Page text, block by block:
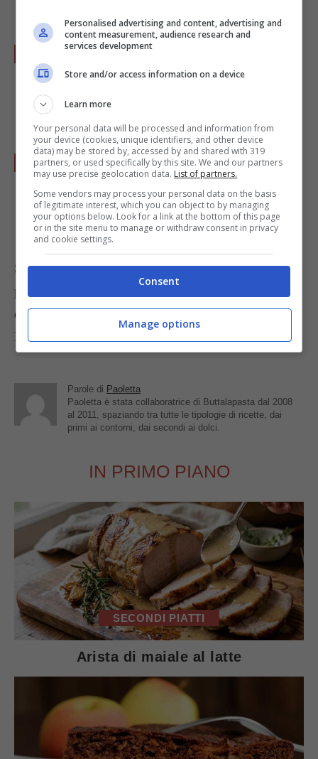
Regolate di sale, spegnete il fuoco,unite le
vongolepreparate, irrorate con un paio di
cucchiai di olio, mescolate e fate insaporire
per 2 minuti.
Spolverizzate con un cucchiaio di
prezzemolotritato, una macinata di pepe e
servite.
Se volete preparare la versione “rossa” di questo
piatto potete aggiungere alle vongole una
dadolata dipomodori.
Foto di
Parole di Paoletta
Paoletta è stata collaboratrice di Buttalapasta dal 2008
al 2011, spaziando tra tutte le tipologie di ricette, dai
primi ai contorni, dai secondi ai dolci.
IN PRIMO PIANO
SECONDI PIATTI
Arista di maiale al latte
Personalised advertising and content, advertising and
content measurement, audience research and
services development
Store and/or access information on a device
Learn more
Your personal data will be processed and information from
your device (cookies, unique identifiers, and other device
data) may be stored by, accessed by and shared with 319
partners, or used specifically by this site. We and our partners
may use precise geolocation data. List of partners.
Some vendors may process your personal data on the basis
of legitimate interest, which you can object to by managing
your options below. Look for a link at the bottom of this page
or in the site menu to manage or withdraw consent in privacy
and cookie settings.
Consent
Manage options